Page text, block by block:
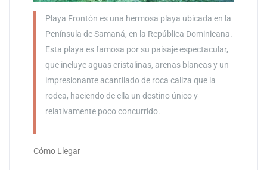
Playa Frontón es una hermosa playa ubicada en la
Península de Samaná, en la República Dominicana.
Esta playa es famosa por su paisaje espectacular,
que incluye aguas cristalinas, arenas blancas y un
impresionante acantilado de roca caliza que la
rodea, haciendo de ella un destino único y
relativamente poco concurrido.
Cómo Llegar